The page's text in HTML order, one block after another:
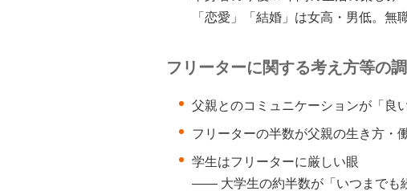
「恋愛」「結婚」は女高・男低。無
フリーターに関する考え方等の
父親とのコミュニケーションが「良
フリーターの半数が父親の生き方
学生はフリーターに厳しい眼
―― 大学生の約半数が「いつまでも